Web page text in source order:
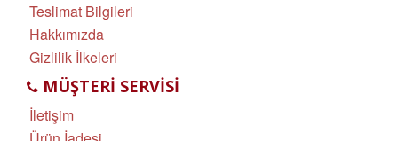
Teslimat Bilgileri
Hakkımızda
Gizlilik İlkeleri
MÜŞTERI SERVISI
İletişim